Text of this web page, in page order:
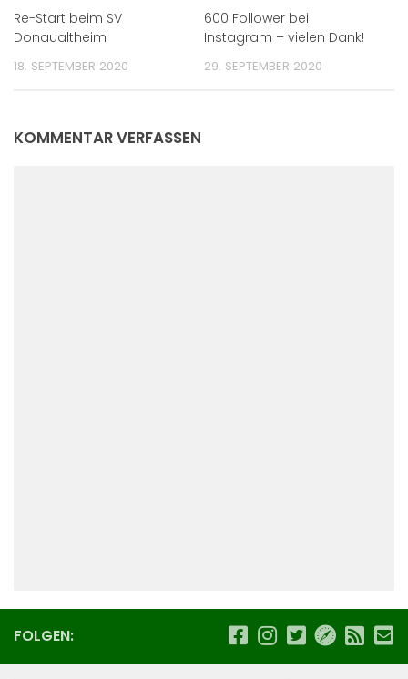
Re-Start beim SV
Donaualtheim
18. SEPTEMBER 2020
600 Follower bei
Instagram – vielen Dank!
29. SEPTEMBER 2020
KOMMENTAR VERFASSEN
FOLGEN: